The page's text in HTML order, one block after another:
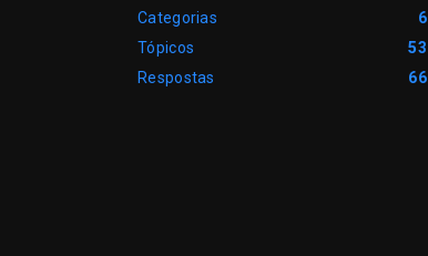
Categorias
6
Tópicos
53
Respostas
66